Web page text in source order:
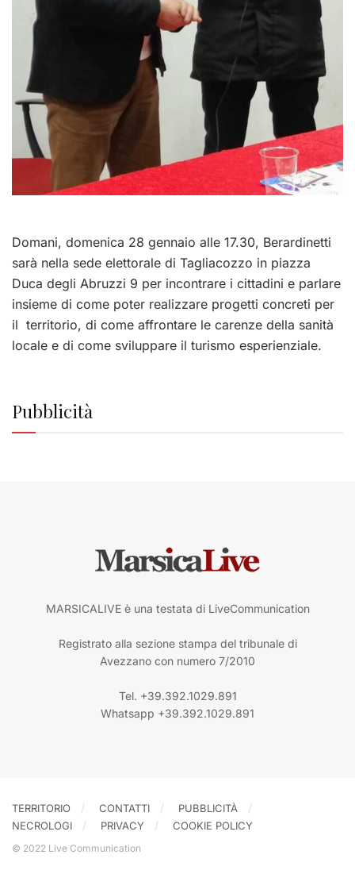
Domani, domenica 28 gennaio alle 17.30, Berardinetti
sarà nella sede elettorale di Tagliacozzo in piazza
Duca degli Abruzzi 9 per incontrare i cittadini e parlare
insieme di come poter realizzare progetti concreti per
il territorio, di come affrontare le carenze della sanità
locale e di come sviluppare il turismo esperienziale.
Pubblicità
MARSICALIVE è una testata di LiveCommunication
Registrato alla sezione stampa del tribunale di
Avezzano con numero 7/2010
Tel. +39.392.1029.891
Whatsapp +39.392.1029.891
TERRITORIO CONTATTI
PUBBLICITÀ
NECROLOGI
PRIVACY COOKIE POLICY
© 2022 Live Communication